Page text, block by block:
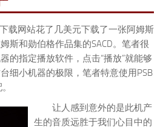
载网站花了几美元下载了一张阿姆斯
斯和勋伯格作品集的SACD。笔者很
的指定播放软件，点击“播放”就能够
细小机器的极限，笔者特意使用PSB
让人感到意外的是此机产
生的音质远胜于我们心目中的